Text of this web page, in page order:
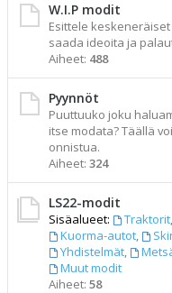
W.I.P modit
Esittele
saada ideoita ja
Aiheet: 488
Pyynnöt
Puuttuuko joku
itse modata? Täällä
onnistua.
Aiheet: 324
LS22-modit
Sisäalueet: Traktorit,
Kuorma-autot,
Yhdistelmät,
Muut modit
Aiheet: 58